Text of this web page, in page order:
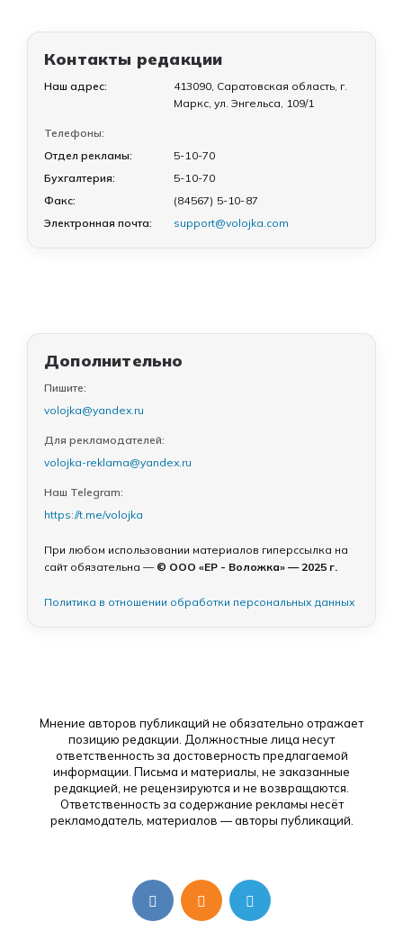
Контакты редакции
Наш адрес:
413090, Саратовская область, г.
Маркс, ул. Энгельса, 109/1
Телефоны:
Отдел рекламы:
5-10-70
Бухгалтерия:
5-10-70
Факс:
(84567) 5-10-87
Электронная почта:
support@volojka.com
Дополнительно
Пишите:
volojka@yandex.ru
Для рекламодателей:
volojka-reklama@yandex.ru
Наш Telegram:
https://t.me/volojka
При любом использовании материалов гиперссылка на
сайт обязательна — © ООО «ЕР - Воложка» — 2025 г.
Политика в отношении обработки персональных данных
Мнение авторов публикаций не обязательно отражает
позицию редакции. Должностные лица несут
ответственность за достоверность предлагаемой
информации. Письма и материалы, не заказанные
редакцией, не рецензируются и не возвращаются.
Ответственность за содержание рекламы несёт
рекламодатель, материалов — авторы публикаций.